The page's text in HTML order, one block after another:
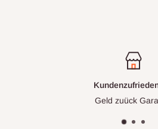
Kundenzufriedenheit
Geld zuück Garantie